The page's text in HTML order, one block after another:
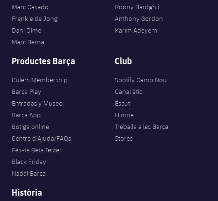
Marc Casadó
Frenkie de Jong
Dani Olmo
Marc Bernal
Roony Bardghji
Anthony Gordon
Karim Adeyemi
Productes Barça
Culers Membership
Barça Play
Entradas y Museo
Barça App
Botiga online
Centre d’Ajuda/FAQs
Fes-te Beta Tester
Black Friday
Nadal Barça
Club
Spotify Camp Nou
Canal ètic
Escut
Himne
Treballa a les Barça
Stores
Història